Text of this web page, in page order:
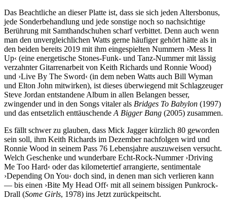
Das Beachtliche an dieser Platte ist, dass sie sich jeden Altersbonus,
jede Sonderbehandlung und jede sonstige noch so nachsichtige
Berührung mit Samthandschuhen scharf verbittet. Denn auch wenn
man den unvergleichlichen Watts gerne häufiger gehört hätte als in
den beiden bereits 2019 mit ihm eingespielten Nummern ›Mess It
Up‹ (eine energetische Stones-Funk- und Tanz-Nummer mit lässig
verzahnter Gitarrenarbeit von Keith Richards und Ronnie Wood)
und ›Live By The Sword‹ (in dem neben Watts auch Bill Wyman
und Elton John mitwirken), ist dieses überwiegend mit Schlagzeuger
Steve Jordan entstandene Album in allen Belangen besser,
zwingender und in den Songs vitaler als Bridges To Babylon (1997)
und das entsetzlich enttäuschende A Bigger Bang (2005) zusammen.
Es fällt schwer zu glauben, dass Mick Jagger kürzlich 80 geworden
sein soll, ihm Keith Richards im Dezember nachfolgen wird und
Ronnie Wood in seinem Pass 76 Lebensjahre auszuweisen versucht.
Welch Geschenke und wunderbare Echt-Rock-Nummer ›Driving
Me Too Hard‹ oder das kilometertief arrangierte, sentimentale
›Depending On You‹ doch sind, in denen man sich verlieren kann
— bis einen ›Bite My Head Off‹ mit all seinem bissigen Punkrock-
Drall (Some Girls, 1978) ins Jetzt zurückpeitscht.